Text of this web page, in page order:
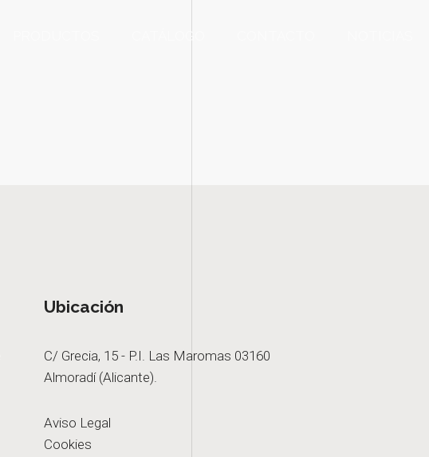
CATÁLOGO
Ubicación
C/ Grecia, 15 - P.I. Las Maromas 03160
Almoradí (Alicante).
Aviso Legal
Cookies